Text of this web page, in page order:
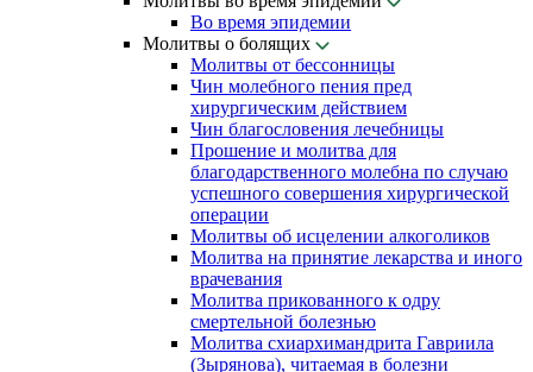
Во время эпидемии
Молитвы о болящих
Молитвы от бессонницы
Чин молебного пения пред
хирургическим действием
Чин благословения лечебницы
Прошение и молитва для
благодарственного молебна по случаю
успешного совершения хирургической
операции
Молитвы об исцелении алкоголиков
Молитва на принятие лекарства и иного
врачевания
Молитва прикованного к одру
смертельной болезнью
Молитва схиархимандрита Гавриила
(Зырянова), читаемая в болезни